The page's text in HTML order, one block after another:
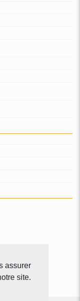
assurer
site.